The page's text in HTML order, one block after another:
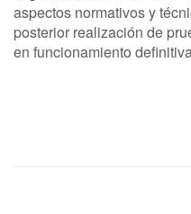
aspectos normativos y
posterior realización de
en funcionamiento